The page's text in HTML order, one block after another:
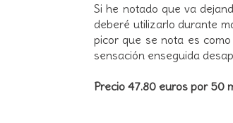
Si he notado que va
deberé utilizarlo durante
picor que se nota es
sensación enseguida
Precio 47.80 euros por 50